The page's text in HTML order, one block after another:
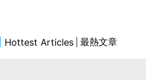
Hottest Articles 最熱文章